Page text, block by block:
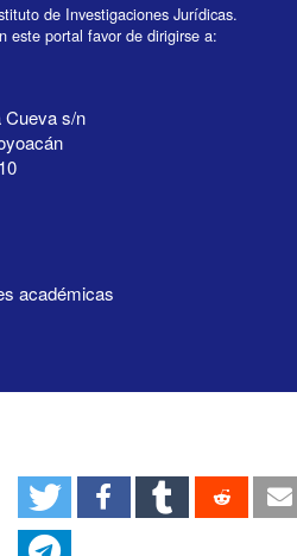
de Investigaciones Jurídicas.
este portal favor de dirigirse a:
Cueva s/n
académicas